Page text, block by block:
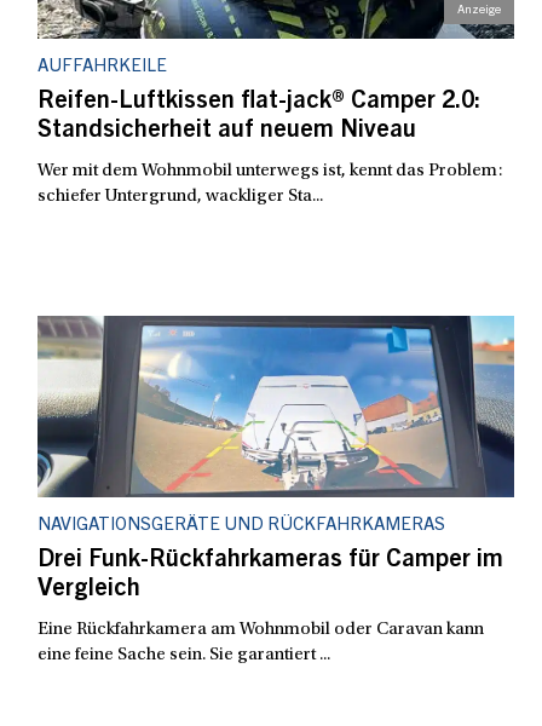
AUFFAHRKEILE
Reifen-Luftkissen flat-jack® Camper 2.0:
Standsicherheit auf neuem Niveau
Wer mit dem Wohnmobil unterwegs ist, kennt das Problem:
schiefer Untergrund, wackliger Sta...
NAVIGATIONSGERÄTE UND RÜCKFAHRKAMERAS
Drei Funk-Rückfahrkameras für Camper im
Vergleich
Eine Rückfahrkamera am Wohnmobil oder Caravan kann
eine feine Sache sein. Sie garantiert ...